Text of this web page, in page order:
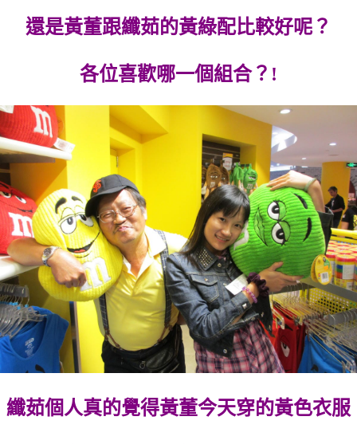
還是黃董跟纖茹的黃綠配比較好呢？
各位喜歡哪一個組合？!
纖茹個人真的覺得黃董今天穿的黃色衣服